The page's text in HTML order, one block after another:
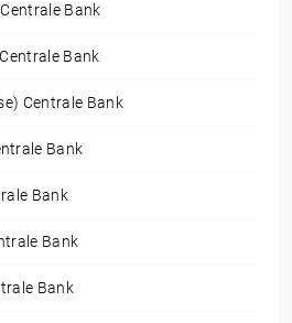
Bank
Bank
Centrale Bank
Bank
Bank
Bank
Bank